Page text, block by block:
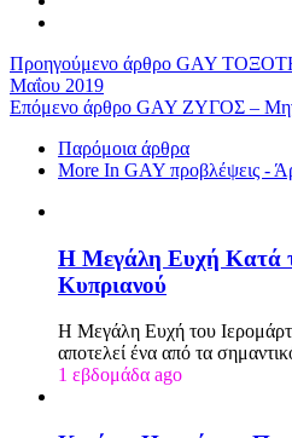
Προηγούμενο άρθρο GAY
Μαΐου 2019
Επόμενο άρθρο GAY ΖΥΓΟΣ –
Παρόμοια άρθρα
More In GAY προβλέψεις -
Η Μεγάλη Ευχή Κατά
Κυπριανού
Η Μεγάλη Ευχή του
αποτελεί ένα από τα
1 εβδομάδα ago